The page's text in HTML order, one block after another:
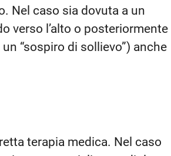
Nel caso sia dovuta a un
verso l’alto o posteriormente
“sospiro di sollievo”) anche
terapia medica. Nel caso